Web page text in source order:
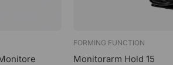
FORMING FUNCTION
Monitorarm Hold 15